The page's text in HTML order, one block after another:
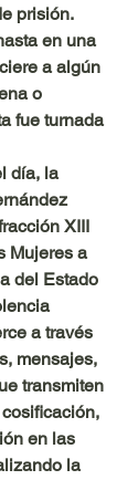
prisión.
en una
a algún
o
fue turnada
día, la
XIII
Mujeres a
del Estado
a través
mensajes,
transmiten
en las
la